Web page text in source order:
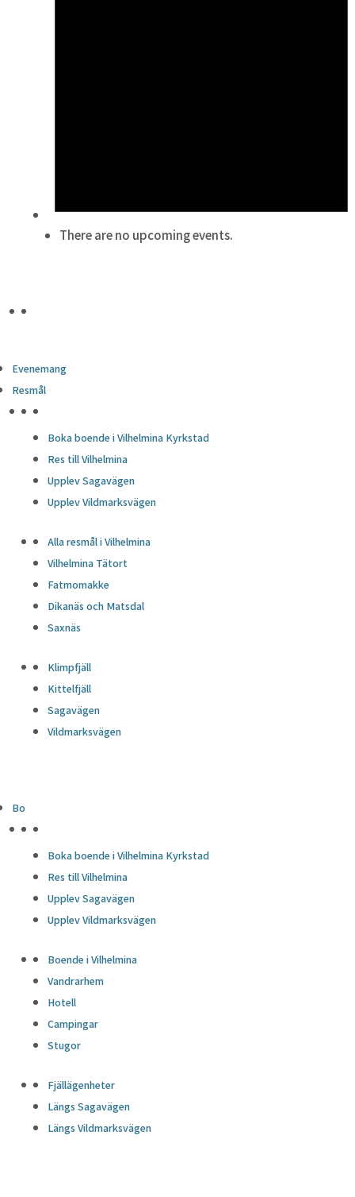
There are no upcoming events.
Evenemang
Resmål
Boka boende i Vilhelmina Kyrkstad
Res till Vilhelmina
Upplev Sagavägen
Upplev Vildmarksvägen
Alla resmål i Vilhelmina
Vilhelmina Tätort
Fatmomakke
Dikanäs och Matsdal
Saxnäs
Klimpfjäll
Kittelfjäll
Sagavägen
Vildmarksvägen
Bo
Boka boende i Vilhelmina Kyrkstad
Res till Vilhelmina
Upplev Sagavägen
Upplev Vildmarksvägen
Boende i Vilhelmina
Vandrarhem
Hotell
Campingar
Stugor
Fjällägenheter
Längs Sagavägen
Längs Vildmarksvägen